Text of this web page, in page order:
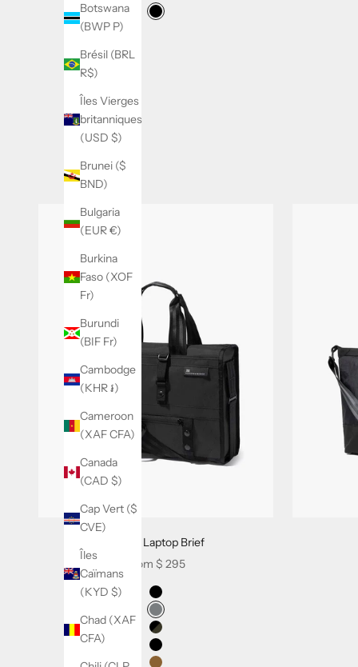
Botswana
(BWP P)
Brésil (BRL
R$)
Îles Vierges
britanniques
(USD $)
Brunei ($
BND)
Bulgaria
(EUR €)
Burkina
Faso (XOF
Fr)
Burundi
(BIF Fr)
Cambodge
(KHR ៛)
Cameroon
(XAF CFA)
Canada
(CAD $)
Cap Vert ($
CVE)
Îles
Caïmans
(KYD $)
Chad (XAF
CFA)
Swatch Selectors for Drift : Ultra
Noir Ultra
Transit Laptop Brief
Sale price
From $ 295
Swatch Selectors for Transit Laptop Brief
Noir VX
Gris VX
Noir Camo
Noir HT